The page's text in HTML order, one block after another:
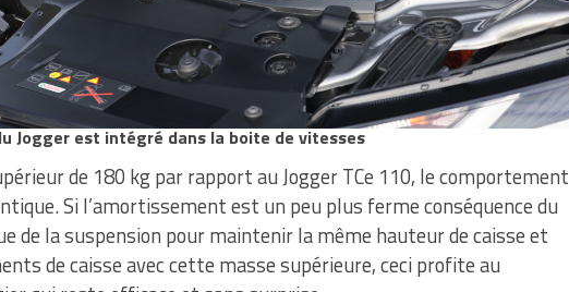
Jogger est intégré dans la boite de vitesses
de 180 kg par rapport au Jogger TCe 110, le comportement
Si l’amortissement est un peu plus ferme conséquence du
de la suspension pour maintenir la même hauteur de caisse et
de caisse avec cette masse supérieure, ceci profite au